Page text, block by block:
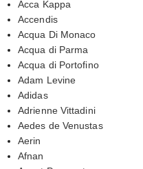
Acca Kappa
Accendis
Acqua Di Monaco
Acqua di Parma
Acqua di Portofino
Adam Levine
Adidas
Adrienne Vittadini
Aedes de Venustas
Aerin
Afnan